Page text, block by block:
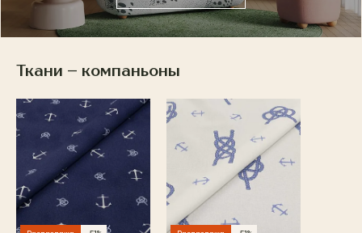
Ткани – компаньоны